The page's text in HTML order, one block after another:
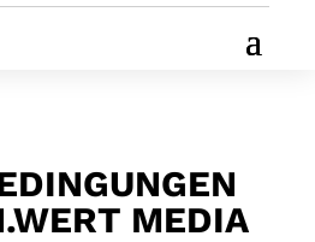
MEDIA